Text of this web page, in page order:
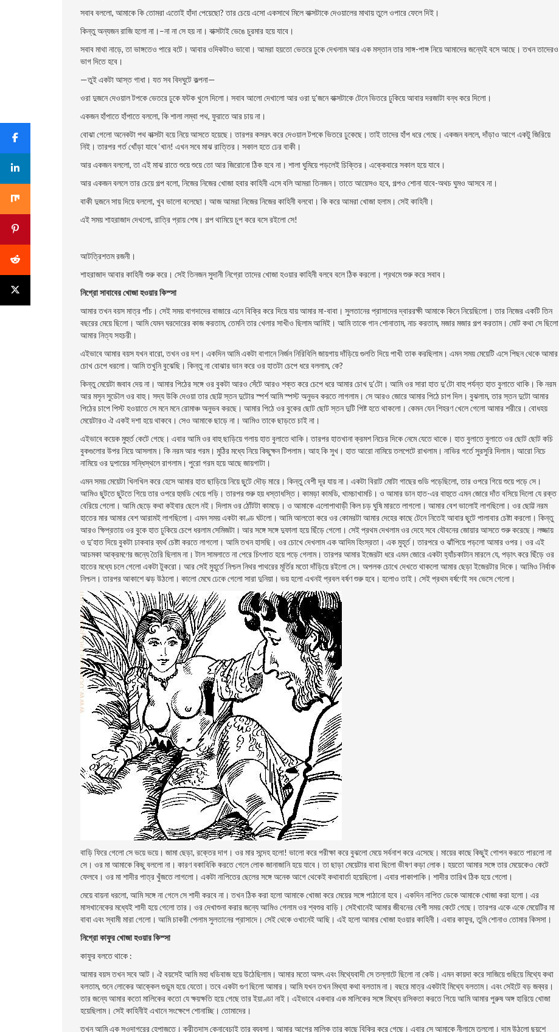
সবাব বললো, আমাকে কি তোমরা এতোই হাঁদা পেয়েছো? তার চেয়ে এসো একসাথে মিলে বাক্সটাকে দেওয়ালের মাথায় তুলে ওপারে ফেলে দিই।
কিন্তু অন্যজন রাজি হলো না।–না না সে হয় না। বাক্সটাই ভেঙে চুরমার হয়ে যাবে।
সবাব মাথা নাড়ে, তা ভাঙ্গতেও পারে বটে। আবার ওদিকটাও ভাবো। আমরা হয়তো ভেতরে ঢুকে দেখলাম আর এক মস্তান তার সাঙ্গ-পাঙ্গ নিয়ে আমাদের জন্যেই বসে আছে। তখন তাদেরও
ভাগ দিতে হবে।
—তুই একটা আস্ত গাধা। যত সব বিদঘুটে কল্পনা—
ওরা দুজনে দেওয়াল টপকে ভেতরে ঢুকে ফটক খুলে দিলো। সবাব আলো দেখালো আর ওরা দু’জনে বাক্সটাকে টেনে ভিতরে ঢুকিয়ে আবার দরজাটা বন্ধ করে দিলো।
একজন হাঁপাতে হাঁপাতে বললো, কি শালা লম্বা পথ, ফুরাতে আর চায় না।
বোঝা গেলো অনেকটা পথ বাক্সটা বয়ে নিয়ে আসতে হয়েছে। তারপর কসরৎ করে দেওয়াল টপকে ভিতরে ঢুকেছে। তাই তাদের হাঁপ ধরে গেছে। একজন বললে, দাঁড়াও আগে একটু জিরিয়ে
নিই। তারপর গর্ত খোঁড়া যাবে ‘খান! এখন সবে মাঝ রাত্তির। সকাল হতে ঢের বাকী।
আর একজন বললো, তা এই মাঝ রাতে শুয়ে শুয়ে তো আর জিরোনো ঠিক হবে না। শালা ঘুমিয়ে পড়লেই চিক্তির। এক্কেবারে সকাল হয়ে যাবে।
আর একজন বললে তার চেয়ে গল্প বলো, নিজের নিজের খোজা হবার কাহিনী এসে বলি আমরা তিনজন। তাতে আয়েসও হবে, গল্পও শোনা যাবে-অথচ ঘুমও আসবে না।
বাকী দুজনে সায় দিয়ে বললো, খুব ভালো বলেছো। আজ আমরা নিজের নিজের কাহিনী বলবো। কি করে আমরা খোজা হলাম। সেই কাহিনী।
এই সময় শাহরাজাদ দেখলো, রাত্রি প্রায় শেষ। গল্প থামিয়ে চুপ করে বসে রইলো সে!
আটত্রিশতম রজনী।
শাহরাজাদ আবার কাহিনী শুরু করে। সেই তিনজন সুদানী নিগ্রো তাদের খোজা হওয়ার কাহিনী বলবে বলে ঠিক করলো। প্রথমে শুরু করে সবাব।
নিগ্রো সাবাবের খোজা হওয়ার কিস্সা
আমার তখন বয়স মাত্র পাঁচ। সেই সময় বাগদাদের বাজারে এনে বিক্রি করে দিয়ে যায় আমার মা-বাবা। সুলতানের প্রাসাদের দ্বাররক্ষী আমাকে কিনে নিয়েছিলো। তার নিজের একটি তিন
বছরের মেয়ে ছিলো। আমি যেমন ঘরদোরের কাজ করতাম, তেমনি তার খেলার সাখীও ছিলাম আমিই। আমি তাকে গান শোনাতাম, নাচ করতাম, মজার মজার গল্প করতাম। মোট কথা সে ছিলো
আমার নিত্য সহচরী।
এইভাবে আমার বয়স যখন বারো, তখন ওর দশ। একদিন আমি একটা বাগানে নির্জন নিরিবিলি জায়গায় দাঁড়িয়ে গুলতি দিয়ে পাখী তাক করছিলাম। এমন সময় মেয়েটি এসে পিছন থেকে আমার
চোখ চেপে ধরলো। আমি তখুনি বুঝেছি। কিন্তু না বোঝার ভান করে ওর হাতটা চেপে ধরে বললাম, কে?
কিন্তু মেয়েটা জবাব দেয় না। আমার পিঠের সঙ্গে ওর বুকটা আরও সেঁটে আরও শক্ত করে চেপে ধরে আমার চোখ দু’টো। আমি ওর সারা হাত দু’টো বাহু পর্যন্ত হাত বুলাতে থাকি। কি নরম
আর মসৃন সুডৌল ওর বাহু। সদ্য উকি দেওয়া তার ছোট্ট স্তন দুটোর স্পর্শ আমি স্পস্ট অনুভব করতে লাগলাম। সে আরও জোরে আমার পিঠে চাপ দিল। বুঝলাম, তার স্তন দুটো আমার
পিঠের চাপে পিস্ট হওয়াতে সে মনে মনে রোমাঞ্চ অনুভব করছে। আমার পিঠে ওর বুকের ছোট ছোট স্তন দুটি পিষ্ট হতে থাকলো। কেমন যেন শিহরণ খেলে গেলো আমার শরীরে। বোধহয়
মেয়েটারও ঐ একই দশা হয়ে থাকবে। সেও আমাকে ছাড়ে না। আমিও তাকে ছাড়তে চাই না।
এইভাবে কয়েক মুহুর্ত কেটে গেছে। এবার আমি ওর বাহু ছাড়িয়ে গলায় হাত বুলাতে থাকি। তারপর হাতখানা ক্রমশ নিচের দিকে নেমে যেতে থাকে। হাত বুলাতে বুলাতে ওর ছোট ছোট কচি
বুকগুলোর উপর নিয়ে আসলাম। কি নরম আর গরম। মুঠির মধ্যে নিয়ে কিছুক্ষন টিপলাম। আহ কি সুখ। হাত আরো নামিয়ে তলপেটে রাখলাম। নাভির গর্তে সুরসুরি দিলাম। আরো নিচে
নামিয়ে ওর দুপায়ের সন্ধিস্থলে রাগলাম। পুরো গরম হয়ে আছে জায়গাটা।
এমন সময় মেয়েটা খিলখিল করে হেসে আমার হাত ছাড়িয়ে নিয়ে ছুটে দৌড় মারে। কিন্তু বেশী দূর যায় না। একটা বিরাট মোটা গাছের গুডি পড়েছিলো, তার ওপরে গিয়ে শুয়ে পড়ে সে।
আমিও ছুটতে ছুটতে গিয়ে তার ওপরে হুমডি খেয়ে পড়ি। তারপর শুরু হয় ধস্তাধস্তি। কামড়া কামডি, খামচাখামচি। ও আমার ডান হাত-এর বাহুতে এমন জোরে দাঁত বসিয়ে দিলো যে রক্ত
বেরিয়ে গেলো। আমি ছেড়ে কথা কইবার ছেলে নই। দিলাম ওর ঠোঁটটা কামড়ে। ও আমাকে এলোপাথাড়ী কিল চড় ঘুষি মারতে লাগলো। আমার বেশ ভালোই লাগছিলো। ওর ছোট্ট নরম
হাতের মার আমার বেশ আরামই লাগছিলো। এমন সময় একটা কাণ্ড ঘটলো। আমি আলতো করে ওর কোমরটা আমার দেহের কাছে টেনে নিতেই আবার ছুটে পালাবার চেষ্টা করলো। কিন্তু
আরও ক্ষিপ্রতায় ওর বুকে হাত ঢুকিয়ে চেপে ধরলাম সেমিজটা। আর সঙ্গে সঙ্গে দুফালা হয়ে ছিঁড়ে গেলো। সেই প্রথম দেখলাম ওর দেহে সবে যৌবনের জোয়ার আসতে শুরু করেছে। লজ্জায়
ও দু’হাত দিয়ে বুকটা ঢাকবার ব্যর্থ চেষ্টা করতে লাগলো। আমি তখন হাসছি। ওর চোখে দেখলাম এক আদিম হিংস্রতা। এক মুহূর্ত। তারপরে ও ঝাঁপিয়ে পড়লো আমার ওপর। ওর এই
আচমকা আক্রমণের জন্যে তৈরি ছিলাম না। টাল সামলাতে না পেরে চিৎপাত হয়ে পড়ে গেলাম। তারপর আমার ইজেরটা ধরে এমন জোরে একটা হ্যাঁচকাটান মারলে যে, পড়াৎ করে ছিঁড়ে ওর
হাতের মধ্যে চলে গেলো একটা টুকরো। আর সেই মুহূর্তে নিশ্চল নিথর পাথরের মূর্তির মতো দাঁড়িয়ে রইলো সে। অপলক চোখে দেখতে থাকলো আমার ছেড়া ইজেরটার দিকে। আমিও নির্বাক
নিশ্চল। তারপর আকাশে ঝড় উঠলো। কালো মেঘে ঢেকে গেলো সারা দুনিয়া। ভয় হলো এখনই প্রবল বর্ষণ শুরু হবে। হলোও তাই। সেই প্রথম বর্ষণেই সব ভেসে গেলো।
বাড়ি ফিরে গেলো সে ভয়ে ভয়ে। জামা ছেড়া, রক্তের দাগ। ওর মার সন্দেহ হলো! ভালো করে পরীক্ষা করে বুঝলো মেয়ে সর্বনাশ করে এসেছে। মায়ের কাছে কিছুই গোপন করতে পারলো না
সে। ওর মা আমাকে কিছু বললো না। কারণ বকাবিকি করতে গেলে লোক জানাজানি হয়ে যাবে। তা ছাড়া মেয়েটার বাবা ছিলো ভীষণ কড়া লোক। হয়তো আমার সঙ্গে তার মেয়েকেও কেটে
ফেলবে। ওর মা শাদীর পাত্র খুঁজতে লাগলো। একটা নাপিতের ছেলের সঙ্গে অনেক আগে থেকেই কথাবার্তা হয়েছিলো। এবার পাকাপাকি। শাদীর তারিখ ঠিক হয়ে গেলো।
মেয়ে বায়না ধরলো, আমি সঙ্গে না গেলে সে শাদী করবে না। তখন ঠিক করা হলো আমাকে খোজা করে মেয়ের সঙ্গে পাঠানো হবে। একদিন নাপিত ডেকে আমাকে খোজা করা হলো। এর
মাসখানেকের মধ্যেই শাদী হয়ে গেলো তার। ওর দেখাশুনা করার জন্যে আমিও গেলাম ওর শ্বশুর বাড়ি। সেইখানেই আমার জীবনের বেশী সময় কেটে গেছে। তারপর একে একে মেয়েটির মা
বাবা এবং স্বামী মারা গেলো। আমি চাকরী পেলাম সুলতানের প্রাসাদে। সেই থেকে ওখানেই আছি। এই হলো আমার খোজা হওয়ার কাহিনী। এবার কাফুর, তুমি শোনাও তোমার কিসসা।
নিগ্রো কাফুর খোজা হওয়ার কিস্সা
কাফুর বলতে থাকে :
আমার বয়স তখন সবে আট। ঐ বয়সেই আমি মহা ধডিবাজ হয়ে উঠেছিলাম। আমার মতো অসৎ এবং মিথ্যেবাদী সে তল্লাটে ছিলো না কেউ। এমন কায়দা করে সাজিয়ে গুছিয়ে মিথ্যে কথা
বলতাম, শুনে লোকের আক্কেল গুড়ুম হয়ে যেতো। তবে একটা গুণ ছিলো আমার। আমি যখন তখন মিথ্যা কথা বলতাম না। বছরে মাত্র একটাই মিথ্যে বলতাম। এবং সেইটে বড় জব্বর।
তার জন্যে আমার কতো মালিকের কতো যে ক্ষয়ক্ষতি হয়ে গেছে তার ইয়াণ্ডা নাই। এইভাবে একবার এক মালিকের সঙ্গে মিথ্যে রসিকতা করতে গিয়ে আমি আমার পুরুষ অঙ্গ হারিয়ে খোজা
হয়েছিলাম। সেই কাহিনীই এখানে সংক্ষেপে শোনাচ্ছি। তোমাদের।
তখন আমি এক সওদাগরের হেপাজতে। ক্রীতদাস কেনাবেচাই তার ব্যবসা। আমার আগের মালিক তার কাছে বিক্রি করে গেছে। এবার সে আমাকে নীলামে তুললো। দাম উঠলো ছয়শে